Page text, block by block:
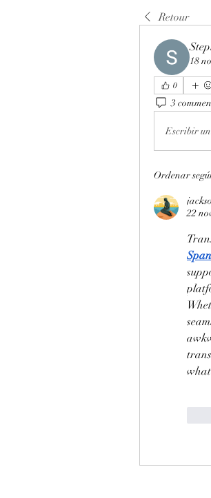
Retour
18
0
3
Escribir
Ordenar
22